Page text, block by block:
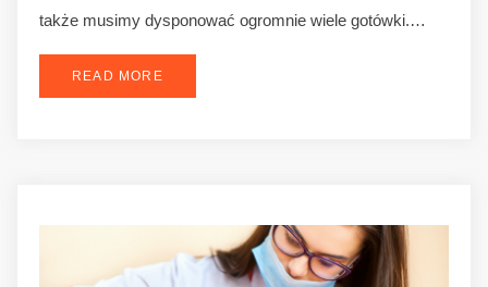
także musimy dysponować ogromnie wiele gotówki.…
READ MORE